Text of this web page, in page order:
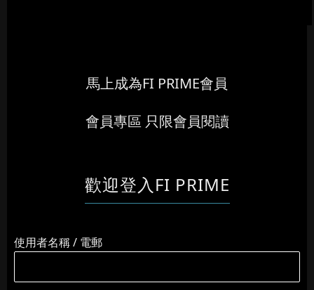
馬上成為FI PRIME會員
會員專區 只限會員閱讀
歡迎登入FI PRIME
使用者名稱 / 電郵